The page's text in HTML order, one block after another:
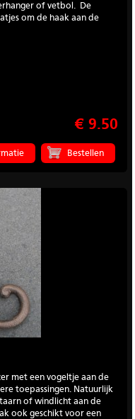
of vetbol. De
om de haak aan de
€ 9.50
met een vogeltje aan de
toepassingen. Natuurlijk
of windlicht aan de
ook geschikt voor een